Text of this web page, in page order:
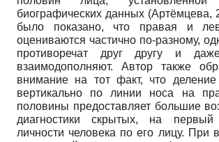
биографических данных (Артёмцева,
было показано, что правая и
оцениваются частично по-разному,
противоречат друг другу и
взаимодополняют. Автор также
внимание на тот факт, что деление
вертикально по линии носа на
половины предоставляет большие
диагностики скрытых, на первый
личности человека по его лицу. При